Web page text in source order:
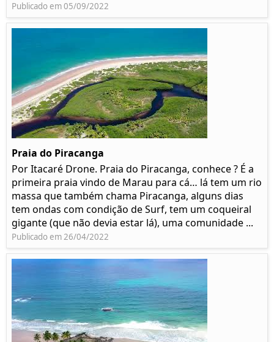
Publicado em 05/09/2022
Praia do Piracanga
Por Itacaré Drone. Praia do Piracanga, conhece ? É a
primeira praia vindo de Marau para cá… lá tem um rio
massa que também chama Piracanga, alguns dias
tem ondas com condição de Surf, tem um coqueiral
gigante (que não devia estar lá), uma comunidade ...
Publicado em 26/04/2022